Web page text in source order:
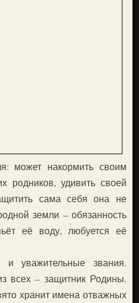
может накормить своим
родников, удивить своей
сама себя она не
земли – обязанность
её воду, любуется её
уважительные звания.
всех – защитник Родины.
хранит имена отважных